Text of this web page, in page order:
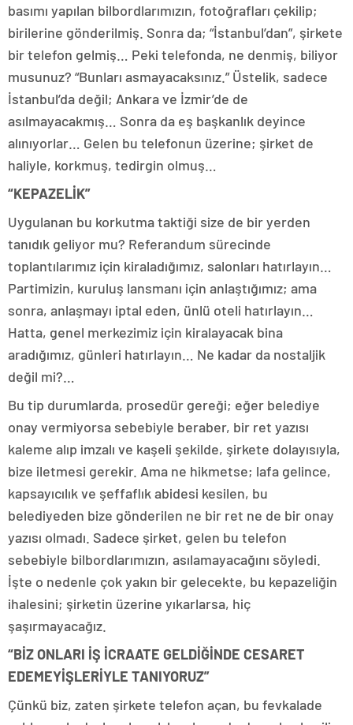
basımı yapılan bilbordlarımızın, fotoğrafları çekilip;
birilerine gönderilmiş. Sonra da; “İstanbul’dan”, şirkete
bir telefon gelmiş… Peki telefonda, ne denmiş, biliyor
musunuz? “Bunları asmayacaksınız.” Üstelik, sadece
İstanbul’da değil; Ankara ve İzmir’de de
asılmayacakmış… Sonra da eş başkanlık deyince
alınıyorlar… Gelen bu telefonun üzerine; şirket de
haliyle, korkmuş, tedirgin olmuş…
“KEPAZELİK”
Uygulanan bu korkutma taktiği size de bir yerden
tanıdık geliyor mu? Referandum sürecinde
toplantılarımız için kiraladığımız, salonları hatırlayın…
Partimizin, kuruluş lansmanı için anlaştığımız; ama
sonra, anlaşmayı iptal eden, ünlü oteli hatırlayın…
Hatta, genel merkezimiz için kiralayacak bina
aradığımız, günleri hatırlayın… Ne kadar da nostaljik
değil mi?…
Bu tip durumlarda, prosedür gereği; eğer belediye
onay vermiyorsa sebebiyle beraber, bir ret yazısı
kaleme alıp imzalı ve kaşeli şekilde, şirkete dolayısıyla,
bize iletmesi gerekir. Ama ne hikmetse; lafa gelince,
kapsayıcılık ve şeffaflık abidesi kesilen, bu
belediyeden bize gönderilen ne bir ret ne de bir onay
yazısı olmadı. Sadece şirket, gelen bu telefon
sebebiyle bilbordlarımızın, asılamayacağını söyledi.
İşte o nedenle çok yakın bir gelecekte, bu kepazeliğin
ihalesini; şirketin üzerine yıkarlarsa, hiç
şaşırmayacağız.
“BİZ ONLARI İŞ İCRAATE GELDİĞİNDE CESARET
EDEMEYİŞLERİYLE TANIYORUZ”
Çünkü biz, zaten şirkete telefon açan, bu fevkalade